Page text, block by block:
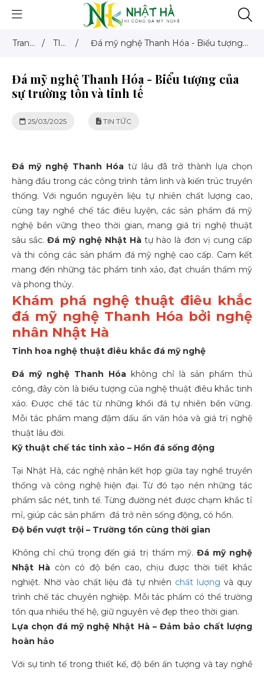
Trang / TIN / Đá mỹ nghệ Thanh Hóa - Biểu tượng
Đá mỹ nghệ Thanh Hóa - Biểu tượng của
sự trường tồn và tinh tế
25/03/2025 TIN TỨC
Đá mỹ nghệ Thanh Hóa từ lâu đã trở thành lựa chọn
hàng đầu trong các công trình tâm linh và kiến trúc truyền
thống. Với nguồn nguyên liệu tự nhiên chất lượng cao,
cùng tay nghề chế tác điêu luyện, các sản phẩm đá mỹ
nghệ bền vững theo thời gian, mang giá trị nghệ thuật
sâu sắc.Đá mỹ nghệ Nhật Hàtự hào là đơn vị cung cấp
và thi công các sản phẩm đá mỹ nghệ cao cấp. Cam kết
mang đến những tác phẩm tinh xảo, đạt chuẩn thẩm mỹ
và phong thủy.
Khám phá nghệ thuật điêu khắc
đá mỹ nghệ Thanh Hóa bởi nghệ
nhân Nhật Hà
Tinh hoa nghệ thuật điêu khắc đá mỹ nghệ
Đá mỹ nghệ Thanh Hóa không chỉ là sản phẩm thủ
công, đây còn là biểu tượng của nghệ thuật điêu khắc tinh
xảo. Được chế tác từ những khối đá tự nhiên bền vững.
Mỗi tác phẩm mang đậm dấu ấn văn hóa và giá trị nghệ
thuật lâu đời.
Kỹ thuật chế tác tinh xảo – Hồn đá sống động
Tại Nhật Hà, các nghệ nhân kết hợp giữa tay nghề truyền
thống và công nghệ hiện đại. Từ đó tạo nên những tác
phẩm sắc nét, tinh tế. Từng đường nét được chạm khắc tỉ
mỉ, giúp các sản phẩm đá trở nên sống động, có hồn.
Độ bền vượt trội – Trường tồn cùng thời gian
Không chỉ chú trọng đến giá trị thẩm mỹ. Đá mỹ nghệ
Nhật Hà còn có độ bền cao, chịu được thời tiết khắc
nghiệt. Nhờ vào chất liệu đá tự nhiên chất lượng và quy
trình chế tác chuyên nghiệp. Mỗi tác phẩm có thể trường
tồn qua nhiều thế hệ, giữ nguyên vẻ đẹp theo thời gian.
Lựa chọn đá mỹ nghệ Nhật Hà – Đảm bảo chất lượng
hoàn hảo
Với sự tinh tế trong thiết kế, độ bền ấn tượng và tay nghề